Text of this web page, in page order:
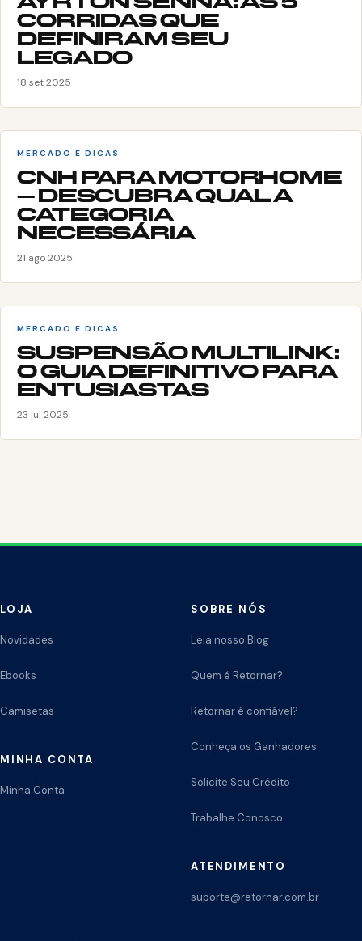
CORRIDAS QUE
DEFINIRAM SEU
LEGADO
18 set 2025
MERCADO E DICAS
CNH PARA MOTORHOME
– DESCUBRA QUAL A
CATEGORIA
NECESSÁRIA
21 ago 2025
MERCADO E DICAS
SUSPENSÃO MULTILINK:
O GUIA DEFINITIVO PARA
ENTUSIASTAS
23 jul 2025
LOJA
Novidades
Ebooks
Camisetas
MINHA CONTA
Minha Conta
SOBRE NÓS
Leia nosso Blog
Quem é Retornar?
Retornar é confiável?
Conheça os Ganhadores
Solicite Seu Crédito
Trabalhe Conosco
ATENDIMENTO
suporte@retornar.com.br